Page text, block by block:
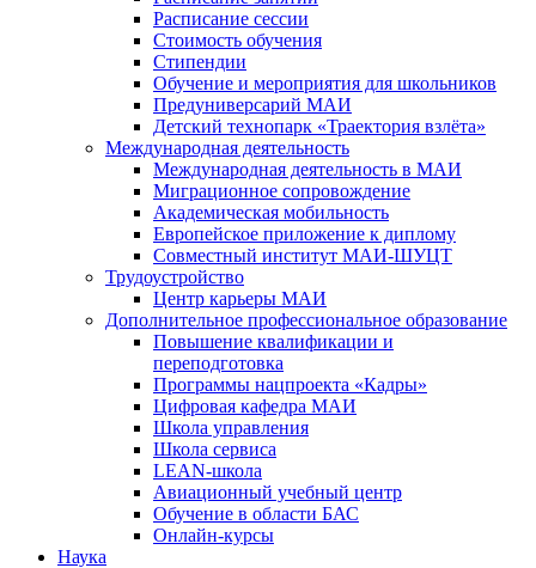
Расписание сессии
Стоимость обучения
Стипендии
Обучение и мероприятия для школьников
Предуниверсарий МАИ
Детский технопарк «Траектория взлёта»
Международная деятельность
Международная деятельность в МАИ
Миграционное сопровождение
Академическая мобильность
Европейское приложение к диплому
Совместный институт МАИ-ШУЦТ
Трудоустройство
Центр карьеры МАИ
Дополнительное профессиональное образование
Повышение квалификации и
переподготовка
Программы нацпроекта «Кадры»
Цифровая кафедра МАИ
Школа управления
Школа сервиса
LEAN-школа
Авиационный учебный центр
Обучение в области БАС
Онлайн-курсы
Наука